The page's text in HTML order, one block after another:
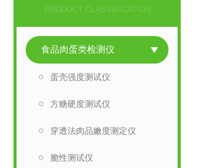
PRODUCT CLASSIFICATION
食品肉蛋类检测仪
蛋壳强度测试仪
方糖硬度测试仪
穿透法肉品嫩度测定仪
脆性测试仪